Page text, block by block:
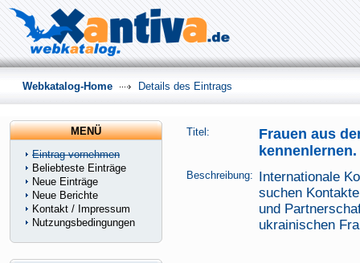
Titel:
Frauen aus
kennenlernen.
Beschreibung: Internationale
suchen
und
ukrainischen
Webkatalog-Home Details des Eintrags
MENÜ
Eintrag vornehmen
Beliebteste Einträge
Neue Einträge
Neue Berichte
Kontakt / Impressum
Nutzungsbedingungen